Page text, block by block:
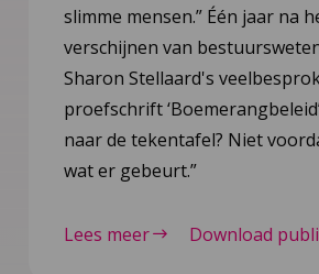
slimme mensen.” Één jaar na
verschijnen van
Sharon Stellaard's
proefschrift
naar de tekentafel? Niet
wat er gebeurt.”
Lees meer Download